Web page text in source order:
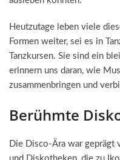
Heutzutage leben viele
Formen weiter, sei es in
Tanzkursen. Sie sind ein
erinnern uns daran, wie
zusammenbringen und
Berühmte
Die Disco-Ära war geprägt